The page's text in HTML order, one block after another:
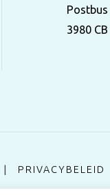
Postbus
3980
PRIVACYBELEID